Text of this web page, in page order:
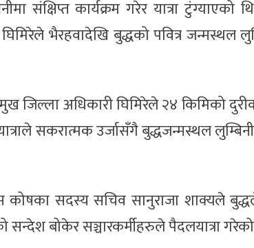
संक्षिप्त कार्यक्रम गरेर यात्रा
भैरहवादेखि बुद्धको पवित्र जन्मस्थल
जिल्ला अधिकारी घिमिरेले २४ किमिको
सकरात्मक उर्जासँगै बुद्धजन्मस्थल
कोषका सदस्य सचिव सानुराजा शाक्यले
बोकेर सञ्चारकर्मीहरुले पैदलयात्रा